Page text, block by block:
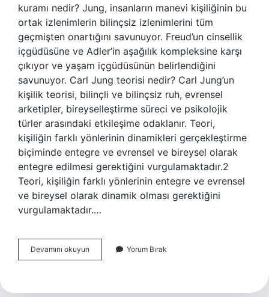
kuramı nedir? Jung, insanların manevi kişiliğinin bu
ortak izlenimlerin bilinçsiz izlenimlerini tüm
geçmişten onartığını savunuyor. Freud’un cinsellik
içgüdüsüne ve Adler’in aşağılık kompleksine karşı
çıkıyor ve yaşam içgüdüsünün belirlendiğini
savunuyor. Carl Jung teorisi nedir? Carl Jung’un
kişilik teorisi, bilinçli ve bilinçsiz ruh, evrensel
arketipler, bireyselleştirme süreci ve psikolojik
türler arasındaki etkileşime odaklanır. Teori,
kişiliğin farklı yönlerinin dinamikleri gerçekleştirme
biçiminde entegre ve evrensel ve bireysel olarak
entegre edilmesi gerektiğini vurgulamaktadır.2
Teori, kişiliğin farklı yönlerinin entegre ve evrensel
ve bireysel olarak dinamik olması gerektiğini
vurgulamaktadır.…
Devamını okuyun
Un
Nelerdir
Yorum Bırak